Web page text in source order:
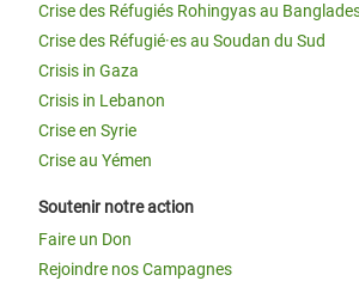
Crise des Réfugiés Rohingyas au
Crise des Réfugié·es au Soudan du Sud
Crisis in Gaza
Crisis in Lebanon
Crise en Syrie
Crise au Yémen
Soutenir notre action
Faire un Don
Rejoindre nos Campagnes